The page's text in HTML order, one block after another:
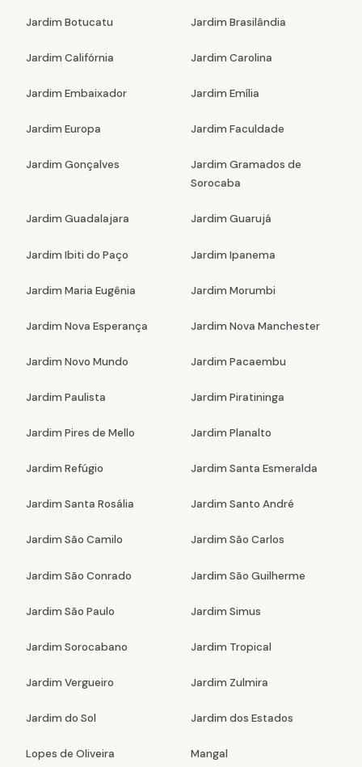
Jardim Botucatu Jardim Brasilândia
Jardim Califórnia Jardim Carolina
Jardim Embaixador Jardim Emília
Jardim Europa Jardim Faculdade
Jardim Gonçalves
Jardim Gramados de
Sorocaba
Jardim Guadalajara Jardim Guarujá
Jardim Ibiti do Paço Jardim Ipanema
Jardim Maria Eugênia Jardim Morumbi
Jardim Nova Esperança Jardim Nova Manchester
Jardim Novo Mundo Jardim Pacaembu
Jardim Paulista Jardim Piratininga
Jardim Pires de Mello Jardim Planalto
Jardim Refúgio Jardim Santa Esmeralda
Jardim Santa Rosália Jardim Santo André
Jardim São Camilo Jardim São Carlos
Jardim São Conrado Jardim São Guilherme
Jardim São Paulo Jardim Simus
Jardim Sorocabano Jardim Tropical
Jardim Vergueiro Jardim Zulmira
Jardim do Sol Jardim dos Estados
Lopes de Oliveira Mangal